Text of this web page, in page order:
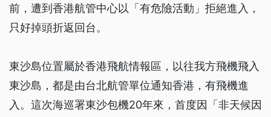
前，遭到香港航管中心以「有危險活動」拒絕進入，
只好掉頭折返回台。
東沙島位置屬於香港飛航情報區，以往我方飛機飛入
東沙島，都是由台北航管單位通知香港，有飛機進
入。這次海巡署東沙包機20年來，首度因「非天候因